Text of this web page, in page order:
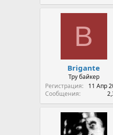
B
Brigante
Тру байкер
Регистрация
11 Апр
Сообщения